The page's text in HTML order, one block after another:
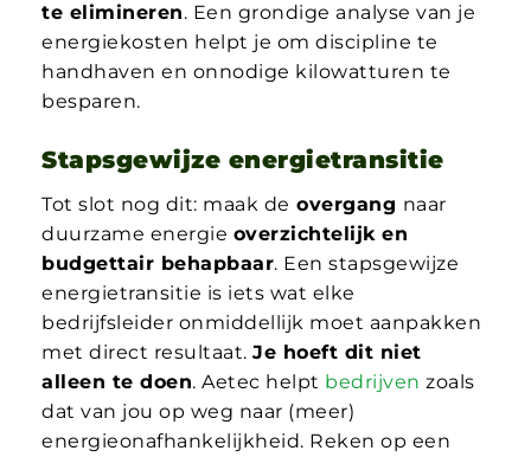
te elimineren. Een grondige analyse van je
energiekosten helpt je om discipline te
handhaven en onnodige kilowatturen te
besparen.
Stapsgewijze energietransitie
Tot slot nog dit: maak de overgang naar
duurzame energie overzichtelijk en
budgettair behapbaar. Een stapsgewijze
energietransitie is iets wat elke
bedrijfsleider onmiddellijk moet aanpakken
met direct resultaat. Je hoeft dit niet
alleen te doen. Aetec helpt bedrijven zoals
dat van jou op weg naar (meer)
energieonafhankelijkheid. Reken op een